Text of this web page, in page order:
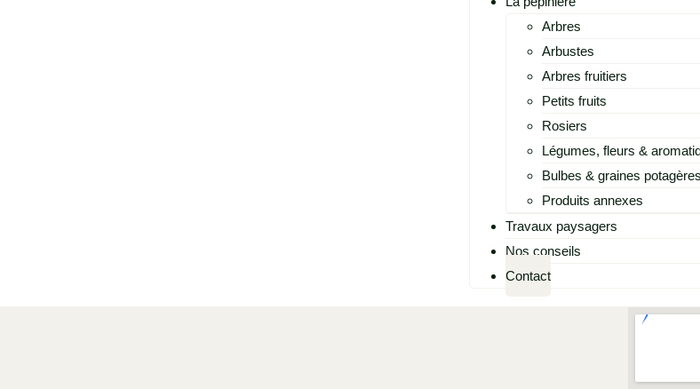
Arbres
Arbustes
Arbres fruitiers
Petits fruits
Rosiers
Légumes, fleurs &
Bulbes & graines potagères
Produits annexes
Travaux paysagers
Nos conseils
Contact